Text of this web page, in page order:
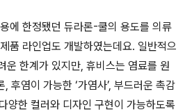
에 한정됐던 듀라론-쿨의 용도를 의류
품 라인업도 개발하였는데요. 일반적으
운 한계가 있지만, 휴비스는 염료를 원
, 후염이 가능한 ‘가염사’, 부드러운 촉감
양한 컬러와 디자인 구현이 가능하도록